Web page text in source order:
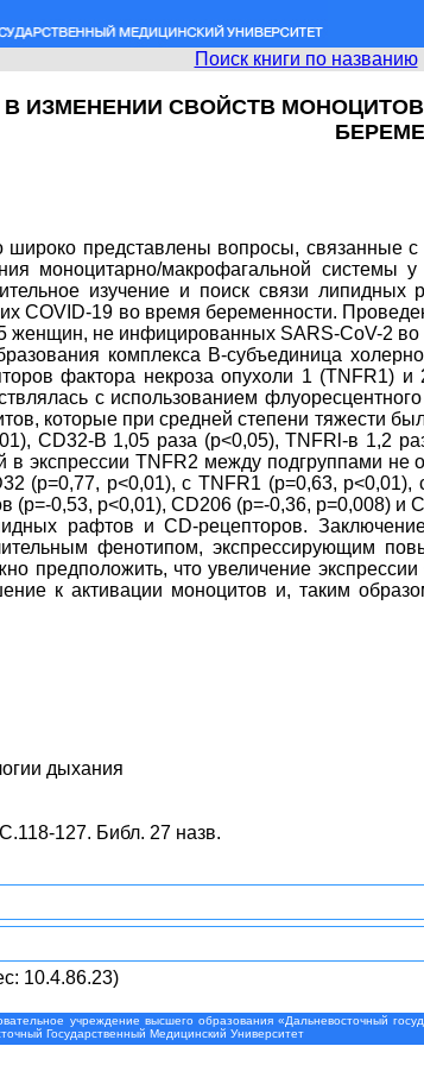
Поиск книги по названию
ИЗМЕНЕНИИ СВОЙСТВ МОНОЦИТОВ
широко представлены вопросы,
моноцитарно/макрофагальной
изучение и поиск связи
COVID-19 во время беременности.
женщин, не инфицированных SARS-CoV-2
комплекса В-субъединица
фактора некроза опухоли 1 (TNFR1)
с использованием
которые при средней степени тяжести
CD32-B 1,05 раза (р<0,05), TNFRl-в 1,2
в экспрессии TNFR2 между подгруппами
(р=0,77, р<0,01), с TNFR1 (р=0,63,
(р=-0,53, р<0,01), CD206 (р=-0,36, р=0,008)
рафтов и CD-рецепторов.
фенотипом, экспрессирующим
предположить, что увеличение
к активации моноцитов и, таким
дыхания
127. Библ. 27 назв.
10.4.86.23)
учреждение высшего образования «Дальневосточный
Государственный Медицинский Университет